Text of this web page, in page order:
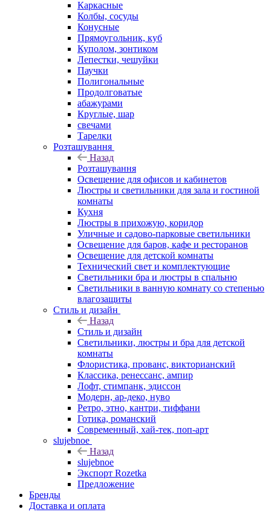
Каркасные
Колбы, сосуды
Конусные
Прямоугольник, куб
Куполом, зонтиком
Лепестки, чешуйки
Паучки
Полигональные
Продолговатые
абажурами
Круглые, шар
свечами
Тарелки
Розташування
Назад
Розташування
Освещение для офисов и кабинетов
Люстры и светильники для зала и гостиной
комнаты
Кухня
Люстры в прихожую, коридор
Уличные и садово-парковые светильники
Освещение для баров, кафе и ресторанов
Освещение для детской комнаты
Технический свет и комплектующие
Светильники бра и люстры в спальню
Светильники в ванную комнату со степенью
влагозащиты
Стиль и дизайн
Назад
Стиль и дизайн
Светильники, люстры и бра для детской
комнаты
Флористика, прованс, викторианский
Классика, ренессанс, ампир
Лофт, стимпанк, эдиссон
Модерн, ар-деко, нуво
Ретро, этно, кантри, тиффани
Готика, романский
Современный, хай-тек, поп-арт
slujebnoe
Назад
slujebnoe
Экспорт Rozetka
Предложение
Бренды
Доставка и оплата